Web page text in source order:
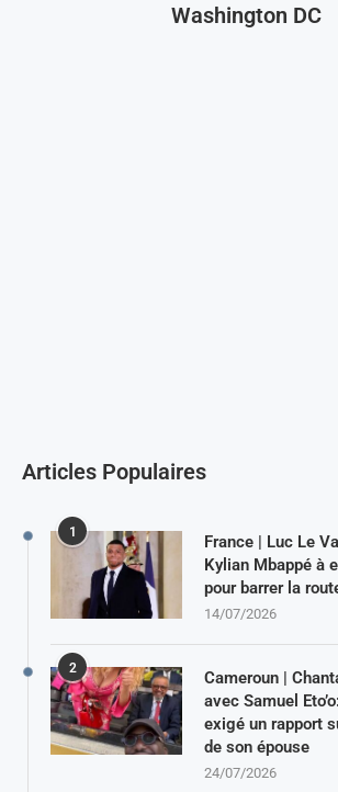
Washington DC
Articles Populaires
1
France | Luc Le
Kylian Mbappé à
pour barrer la
14/07/2026
2
Cameroun |
avec Samuel
exigé un rapport
de son épouse
24/07/2026